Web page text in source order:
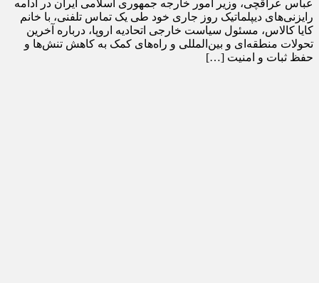
عباس عراقچی، وزیر امور خارجه جمهوری اسلامی ایران در ادامه
رایزنی‌های دیپلماتیک روز جاری خود طی یک تماس تلفنی، با خانم
کایا کالاس، مسئول سیاست خارجی اتحادیه اروپا، درباره آخرین
تحولات منطقه‌ای و بین‌المللی و راه‌های کمک به کاهش تنش‌ها و
حفظ ثبات و امنیت […]